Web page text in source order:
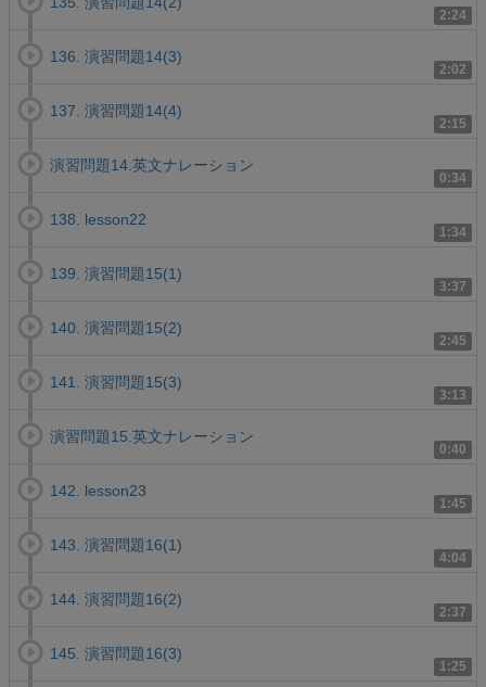
2:24
2:02
136. 演習問題14(3)
2:15
137. 演習問題14(4)
0:34
演習問題14.英文ナレーション
1:34
138. lesson22
3:37
139. 演習問題15(1)
2:45
140. 演習問題15(2)
3:13
141. 演習問題15(3)
0:40
演習問題15.英文ナレーション
1:45
142. lesson23
4:04
143. 演習問題16(1)
2:37
144. 演習問題16(2)
1:25
145. 演習問題16(3)